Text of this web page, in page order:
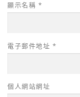
顯示名稱 *
電子郵件地址 *
個人網站網址